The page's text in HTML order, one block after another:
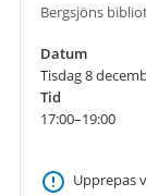
Bergsjöns
Datum
Tisdag 8
Tid
17:00–19:00
Upprepas